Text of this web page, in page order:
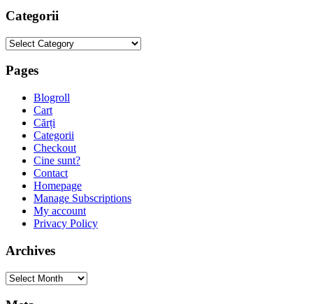
Categorii
Categorii
Pages
Blogroll
Cart
Cărți
Categorii
Checkout
Cine sunt?
Contact
Homepage
Manage Subscriptions
My account
Privacy Policy
Archives
Archives